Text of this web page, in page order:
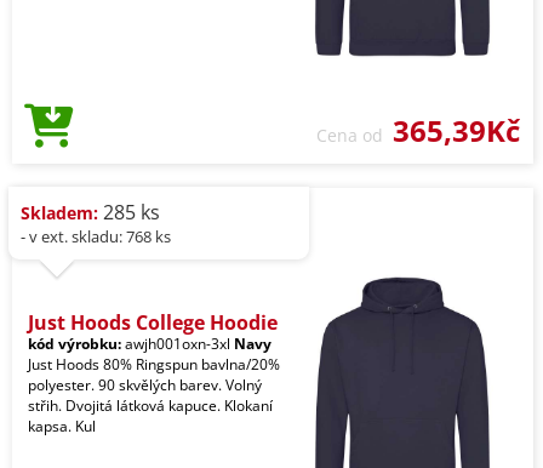
Cena od 365,39Kč
Skladem: 285 ks
- v ext. skladu: 768 ks
Just Hoods College Hoodie
kód výrobku:awjh001oxn-3xl Navy
Just Hoods 80% Ringspun bavlna/20%
polyester. 90 skvělých barev. Volný
střih. Dvojitá látková kapuce. Klokaní
kapsa. Kul